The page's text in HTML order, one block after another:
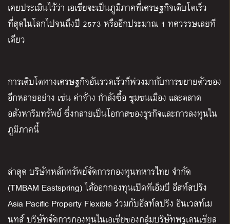
เคยประเมินไว้ว่า เอเชียจะเป็นภูมิภาคที่เศรษฐกิจเติบโตเร็ว
ที่สุดในโลกไปจนถึงปี 2573 หรืออีกประมาณ 1 ทศวรรษเลยที
เดียว
การเติบโตทางเศรษฐกิจอันรวดเร็วก็พ่วงมากับการขยายตัวของ
อีกหลายอย่าง เช่น ค่าจ้าง กำลังซื้อ ชุมชนเมือง และตลาด
อสังหาริมทรัพย์ ซึ่งกลายเป็นโอกาสของธุรกิจและการลงทุนใน
ภูมิภาคนี้
ล่าสุด บริษัทหลักทรัพย์จัดการกองทุนทหารไทย จำกัด
(TMBAM Eastspring) ได้ออกกองทุนเปิดทีเอ็มบี อีสท์สปริง
Asia Pacific Property Flexible ร่วมกับอีสท์สปริง อินเวสท์เม
นทส์ บริษัทจัดการกองทุนในเอเชียของกลุ่มบริษัทพรูเดนเชียล